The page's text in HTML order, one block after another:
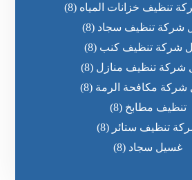
تنظيف خزانات المياه (8)
شركة تنظيف سجاد (8)
شركة تنظيف كنب (8)
شركة تنظيف منازل (8)
شركة مكافحة الرمة (8)
تنظيف مطابخ (8)
تنظيف ستائر (8)
غسيل سجاد (8)